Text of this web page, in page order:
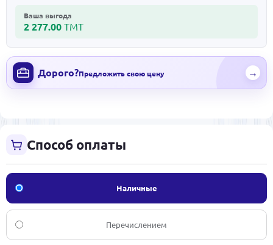
Ваша выгода
2 277.00 ТМТ
Дорого?Предложить свою цену →
Способ оплаты
Наличные
Перечислением